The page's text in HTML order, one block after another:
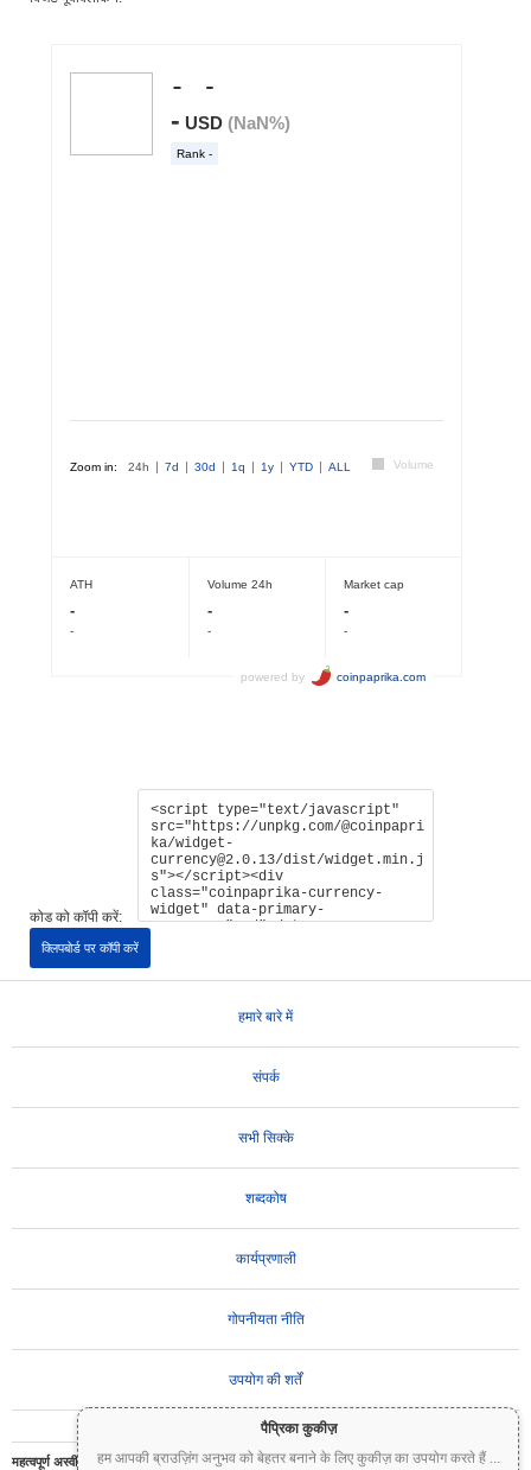
पैप्रिका कुकीज़
हम आपकी ब्राउज़िंग अनुभव को बेहतर बनाने के लिए कुकीज़ का उपयोग करते हैं ...
कोड को कॉपी करें:
क्लिपबोर्ड पर कॉपी करें
हमारे बारे में
संपर्क
सभी सिक्के
शब्दकोष
कार्यप्रणाली
गोपनीयता नीति
उपयोग की शर्तें
महत्वपूर्ण अस्वीकरण:क्रिप्टोकरेंसी अत्यधिक अस्थिर हैं और इनमें महत्वपूर्ण जोखिम शामिल है। आप अपने निवेश का